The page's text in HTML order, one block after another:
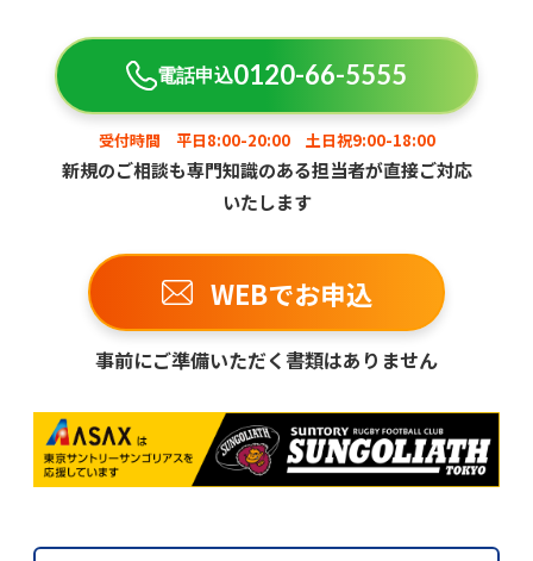
電話申込0120-66-5555
受付時間 平日8:00-20:00 土日祝9:00-18:00
新規のご相談も専門知識のある担当者が直接ご対応
いたします
WEBでお申込
事前にご準備いただく書類はありません